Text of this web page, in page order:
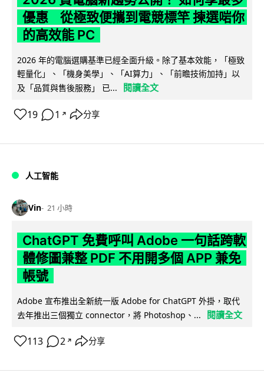
優惠 從極致便攜到電競標竿 揀選啱你
的高效能 PC
2026 年的電腦選購基準已經全面升級。除了基本效能，「極致
輕量化」、「機身美學」、「AI算力」、「前瞻技術加持」以
及「品質與售後服務」 已...
閱讀全文
19 1 ↗ 分享
人工智能
Vin 21 小時
ChatGPT 免費呼叫 Adobe 一句話跨軟
體修圖兼整 PDF 不用開多個 APP 兼免
帳號
Adobe 宣布推出全新統一版 Adobe for ChatGPT 外掛，取代
去年推出三個獨立 connector，將 Photoshop、...
閱讀全文
113 2 ↗ 分享